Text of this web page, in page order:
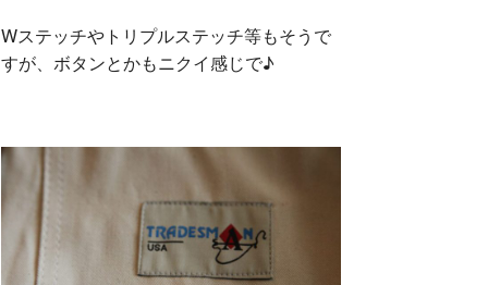
Wステッチやトリプルステッチ等もそうで
すが、ボタンとかもニクイ感じで♪